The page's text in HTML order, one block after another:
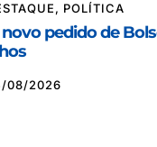
, POLÍTICA
pedido de
08/2026